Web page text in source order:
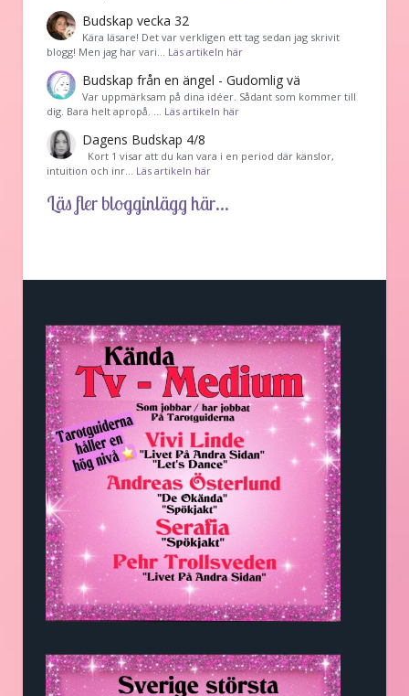
Budskap vecka 32
Kära läsare! Det var verkligen ett tag sedan jag skrivit
blogg! Men jag har vari… Läs artikeln här
Budskap från en ängel - Gudomlig vä
Var uppmärksam på dina idéer. Sådant som kommer till
dig. Bara helt apropå. … Läs artikeln här
Dagens Budskap 4/8
Kort 1 visar att du kan vara i en period där känslor,
intuition och inr… Läs artikeln här
Läs fler blogginlägg här...